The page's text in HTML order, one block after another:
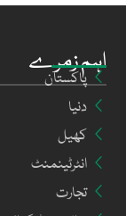
اہم زمرے
پاکستان
دنیا
کھیل
انٹرٹینمنٹ
تجارت